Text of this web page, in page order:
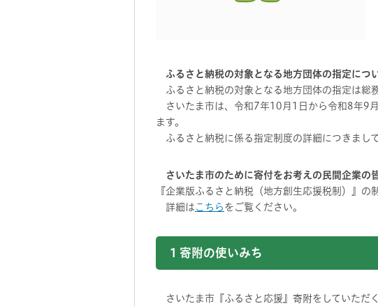
ふるさと納税の対象となる地方団体の指定につ
ふるさと納税の対象となる地方団体の指定は総
さいたま市は、令和7年10月1日から令和8年9
ます。
ふるさと納税に係る指定制度の詳細につきまして
さいたま市のために寄付をお考えの民間企業の
『企業版ふるさと納税（地方創生応援税制）』
詳細は こちら をご覧ください。
1 寄附の使いみち
さいたま市『ふるさと応援』寄附をしていただ